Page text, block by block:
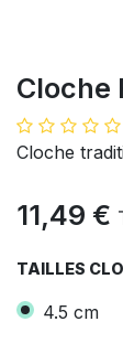
Cloche
Cloche
11,49 €
TAILLES
4.5 cm